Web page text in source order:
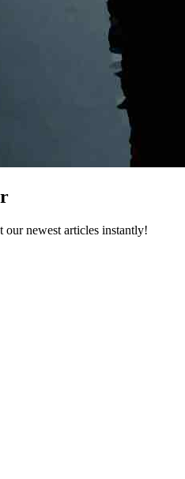
our newest articles instantly!